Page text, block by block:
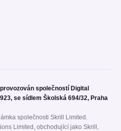
společností Digital
se sídlem Školská 694/32, Praha
společnosti Skrill Limited.
Limited, obchodující jako Skrill,